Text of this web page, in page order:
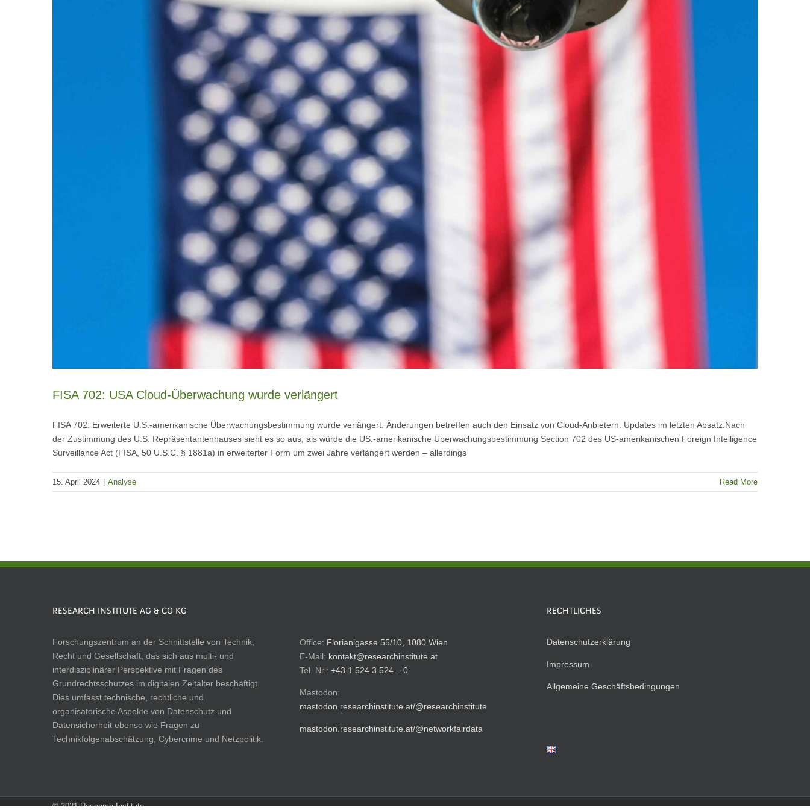
FISA 702: USA Cloud-Überwachung wurde verlängert
FISA 702: Erweiterte U.S.-amerikanische Überwachungsbestimmung wurde verlängert. Änderungen betreffen auch den Einsatz von Cloud-Anbietern. Updates im letzten Absatz.Nach
der Zustimmung des U.S. Repräsentantenhauses sieht es so aus, als würde die US.-amerikanische Überwachungsbestimmung Section 702 des US-amerikanischen Foreign Intelligence
Surveillance Act (FISA, 50 U.S.C. § 1881a) in erweiterter Form um zwei Jahre verlängert werden – allerdings
15. April 2024 Analyse Read More
RESEARCH INSTITUTE AG & CO KG
Forschungszentrum an der Schnittstelle von Technik,
Recht und Gesellschaft, das sich aus multi- und
interdisziplinärer Perspektive mit Fragen des
Grundrechtsschutzes im digitalen Zeitalter beschäftigt.
Dies umfasst technische, rechtliche und
organisatorische Aspekte von Datenschutz und
Datensicherheit ebenso wie Fragen zu
Technikfolgenabschätzung, Cybercrime und Netzpolitik.
Office: Florianigasse 55/10, 1080 Wien
E-Mail: kontakt@researchinstitute.at
Tel. Nr.: +43 1 524 3 524 – 0
Mastodon:
mastodon.researchinstitute.at/@researchinstitute
mastodon.researchinstitute.at/@networkfairdata
RECHTLICHES
Datenschutzerklärung
Impressum
Allgemeine Geschäftsbedingungen
© 2021 Research Institute